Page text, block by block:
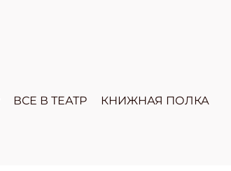
ВСЕ В ТЕАТР КНИЖНАЯ ПОЛКА